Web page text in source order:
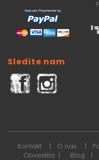
Sledite nam
Kontakt | O nas |
Obvestila | Blog |